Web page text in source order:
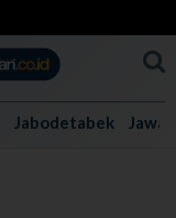
Jabodetabek Jawa